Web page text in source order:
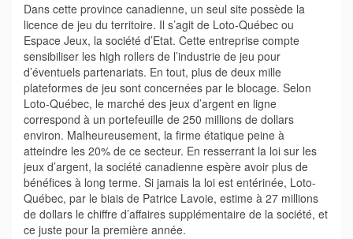
Dans cette province canadienne, un seul site possède la
licence de jeu du territoire. Il s’agit de Loto-Québec ou
Espace Jeux, la société d’Etat. Cette entreprise compte
sensibiliser les high rollers de l’industrie de jeu pour
d’éventuels partenariats. En tout, plus de deux mille
plateformes de jeu sont concernées par le blocage. Selon
Loto-Québec, le marché des jeux d’argent en ligne
correspond à un portefeuille de 250 millions de dollars
environ. Malheureusement, la firme étatique peine à
atteindre les 20% de ce secteur. En resserrant la loi sur les
jeux d’argent, la société canadienne espère avoir plus de
bénéfices à long terme. Si jamais la loi est entérinée, Loto-
Québec, par le biais de Patrice Lavoie, estime à 27 millions
de dollars le chiffre d’affaires supplémentaire de la société, et
ce juste pour la première année.